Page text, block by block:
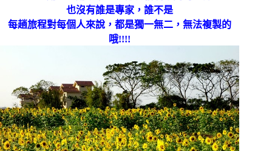
也沒有誰是專家，誰不是
每趟旅程對每個人來說，都是獨一無二，無法複製的
哦!!!!